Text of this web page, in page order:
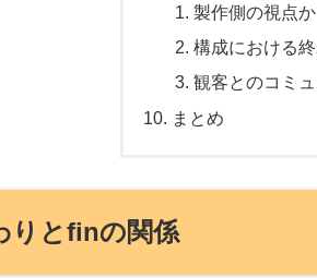
製作側の視点
構成における
観客とのコミ
まとめ
りとfinの関係